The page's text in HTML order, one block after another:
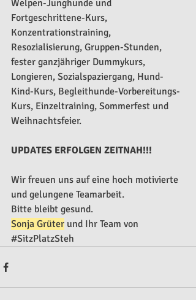
Welpen-Junghunde und
Fortgeschrittene-Kurs,
Konzentrationstraining,
Resozialisierung, Gruppen-Stunden,
fester ganzjähriger Dummykurs,
Longieren, Sozialspaziergang, Hund-
Kind-Kurs, Begleithunde-Vorbereitungs-
Kurs, Einzeltraining, Sommerfest und
Weihnachtsfeier.
UPDATES ERFOLGEN ZEITNAH!!!
Wir freuen uns auf eine hoch motivierte
und gelungene Teamarbeit.
Bitte bleibt gesund.
Sonja Grüter und Ihr Team von
#SitzPlatzSteh